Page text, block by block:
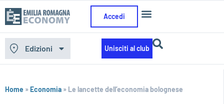
Accedi
Edizioni Unisciti al club
Home »Economia » Le lancette dell’economia bolognese